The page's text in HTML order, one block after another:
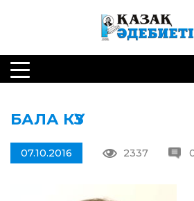
БАЛА КҮЗ
07.10.2016 2337